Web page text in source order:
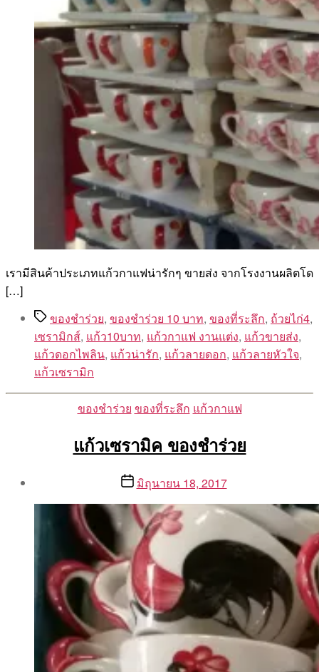
เรามีสินค้าประเภทแก้วกาแฟน่ารักๆ ขายส่ง จากโรงงานผลิตโด
[…]
Tagsของชำร่วย, ของชำร่วย 10 บาท, ของที่ระลึก, ถ้วยไก่4,
เซรามิกส์, แก้ว10บาท, แก้วกาแฟ งานแต่ง, แก้วขายส่ง,
แก้วดอกไพลิน, แก้วน่ารัก, แก้วลายดอก, แก้วลายหัวใจ,
แก้วเซรามิก
Categories
ของชำร่วย ของที่ระลึก แก้วกาแฟ
แก้วเซรามิค ของชำร่วย
By
Postมิถุนายน 18, 2017